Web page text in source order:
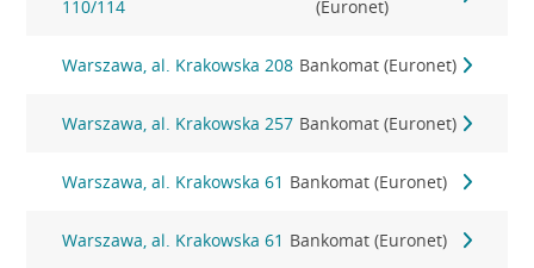
110/114
(Euronet)
Warszawa, al. Krakowska 208 Bankomat (Euronet)
Warszawa, al. Krakowska 257 Bankomat (Euronet)
Warszawa, al. Krakowska 61 Bankomat (Euronet)
Warszawa, al. Krakowska 61 Bankomat (Euronet)